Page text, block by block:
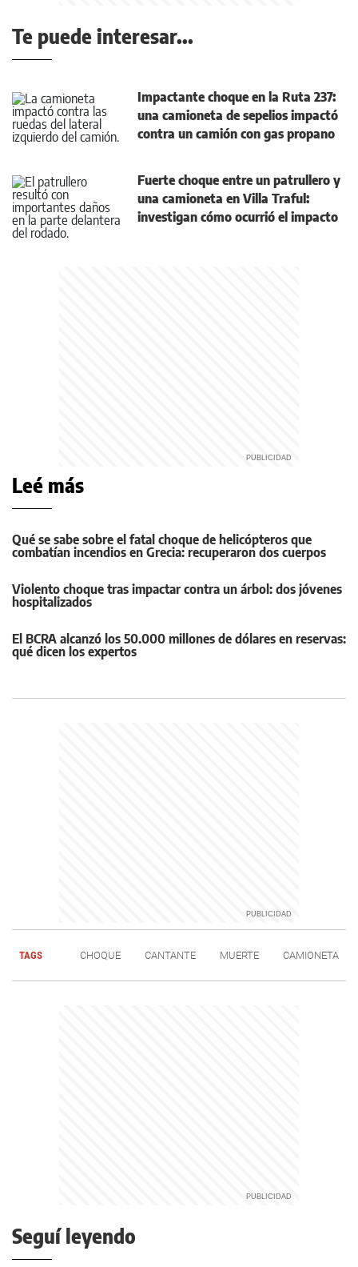
Te puede interesar...
Impactante choque en la Ruta 237:
una camioneta de sepelios impactó
contra un camión con gas propano
Fuerte choque entre un patrullero y
una camioneta en Villa Traful:
investigan cómo ocurrió el impacto
Leé más
Qué se sabe sobre el fatal choque de helicópteros que
combatían incendios en Grecia: recuperaron dos cuerpos
Violento choque tras impactar contra un árbol: dos jóvenes
hospitalizados
El BCRA alcanzó los 50.000 millones de dólares en reservas:
qué dicen los expertos
TAGS CHOQUE CANTANTE MUERTE CAMIONETA
Seguí leyendo